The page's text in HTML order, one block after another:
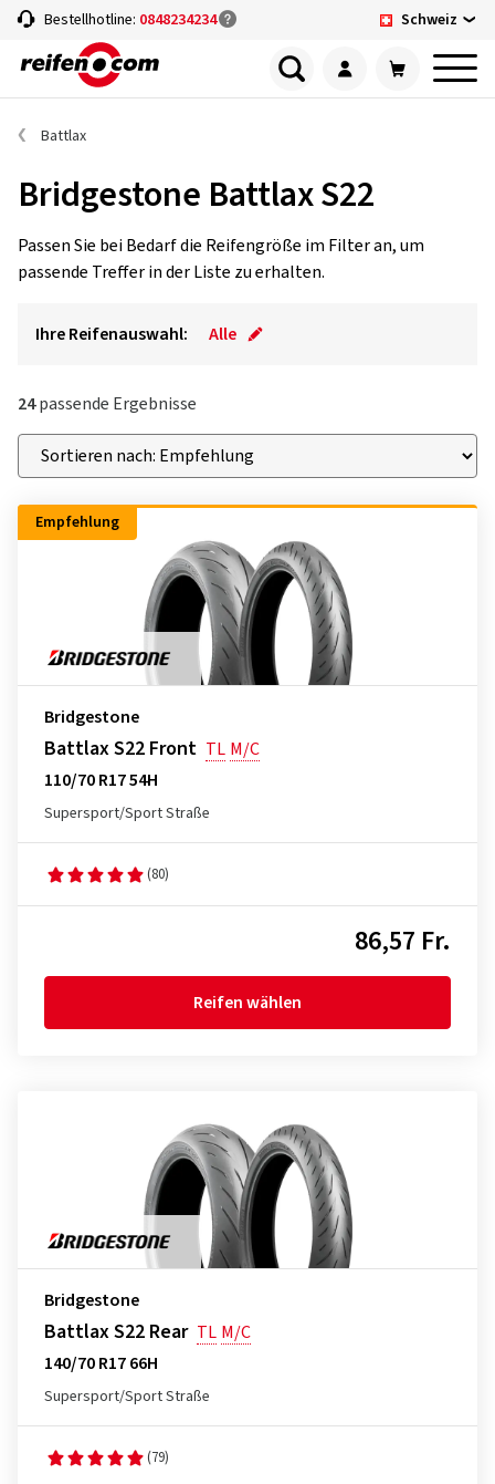
Bestellhotline: 0848234234 Schweiz
Battlax
Bridgestone Battlax S22
Passen Sie bei Bedarf die Reifengröße im Filter an, um
passende Treffer in der Liste zu erhalten.
Ihre Reifenauswahl: Alle
24passende Ergebnisse
Empfehlung
Bridgestone
Battlax S22 Front TL M/C
110/70 R17 54H
Supersport/Sport Straße
(80)
86,57 Fr.
Reifen wählen
Bridgestone
Battlax S22 Rear TL M/C
140/70 R17 66H
Supersport/Sport Straße
(79)